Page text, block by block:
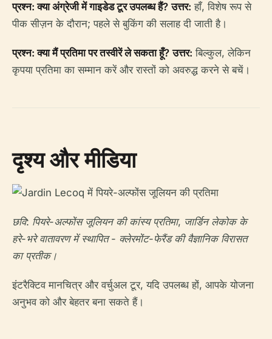
प्रश्न: क्या अंग्रेजी में गाइडेड टूर उपलब्ध हैं? उत्तर: हाँ, विशेष रूप से
पीक सीज़न के दौरान; पहले से बुकिंग की सलाह दी जाती है।
प्रश्न: क्या मैं प्रतिमा पर तस्वीरें ले सकता हूँ? उत्तर: बिल्कुल, लेकिन
कृपया प्रतिमा का सम्मान करें और रास्तों को अवरुद्ध करने से बचें।
दृश्य और मीडिया
छवि: पियरे-अल्फोंस जूलियन की कांस्य प्रतिमा, जार्डिन लेकोक के
हरे-भरे वातावरण में स्थापित - क्लेरमोंट-फेरैंड की वैज्ञानिक विरासत
का प्रतीक।
इंटरैक्टिव मानचित्र और वर्चुअल टूर, यदि उपलब्ध हों, आपके योजना
अनुभव को और बेहतर बना सकते हैं।